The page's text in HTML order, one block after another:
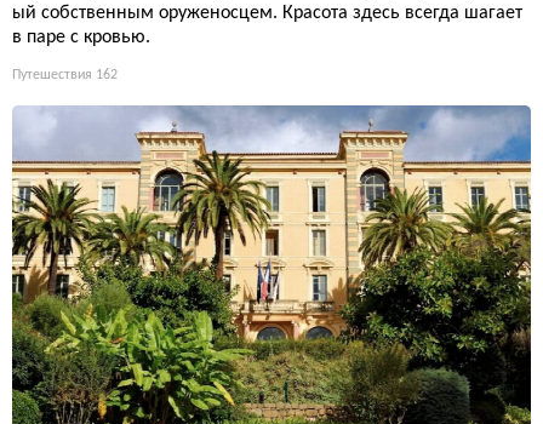
ый собственным оруженосцем. Красота здесь всегда шагает
в паре с кровью.
Путешествия 162